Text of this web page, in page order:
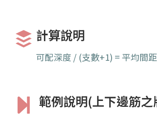
計算說明
可配深度 / (支數+1) = 平均間距
範例說明(上下邊筋